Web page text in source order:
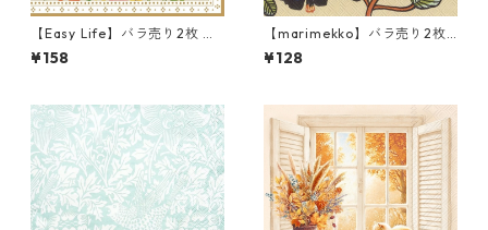
【Easy Life】バラ売り2枚 ラ
ンチサイズ ペーパーナプキン
BOHO FLOWERS ホワイトxパ
¥158
【marimekko】バラ売り2枚
ランチサイズ ペーパーナプキ
ン TIARA クリーム
¥128